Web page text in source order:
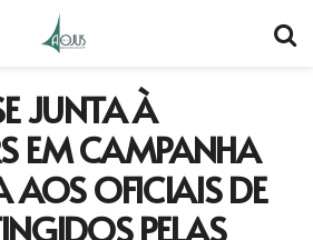
JUNTA À
EM CAMPANHA
AOS OFICIAIS DE
PELAS